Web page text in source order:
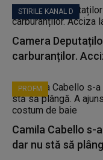
STIRILE KANAL D
Camera
carburanților.
PROFM
Camila Cabello s-
dar nu stă să